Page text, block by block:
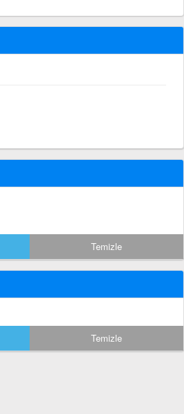
Temizle
Temizle